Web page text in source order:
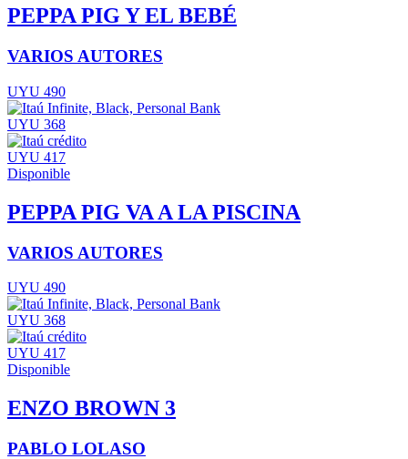
PEPPA PIG Y EL BEBÉ
VARIOS AUTORES
UYU 490
UYU 368
UYU 417
Disponible
PEPPA PIG VA A LA PISCINA
VARIOS AUTORES
UYU 490
UYU 368
UYU 417
Disponible
ENZO BROWN 3
PABLO LOLASO